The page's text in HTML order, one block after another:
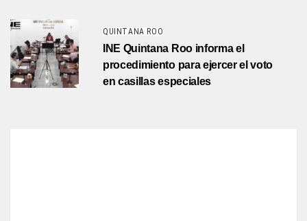
QUINTANA ROO
INE Quintana Roo informa el
procedimiento para ejercer el voto
en casillas especiales